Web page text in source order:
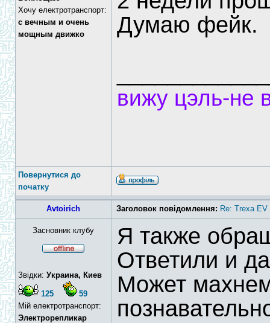
Хочу електротранспорт:
с вечным и очень
мощным движко
Думаю фейк.
вижу цэль-не
Повернутися до
початку
Avtoirich Заголовок повідомлення: Re: Trexa EV
Засновник клубу
Звідки: Украина, Киев
125
59
Мій електротранспорт:
Электрорепликар
Я также
Ответили и
Может